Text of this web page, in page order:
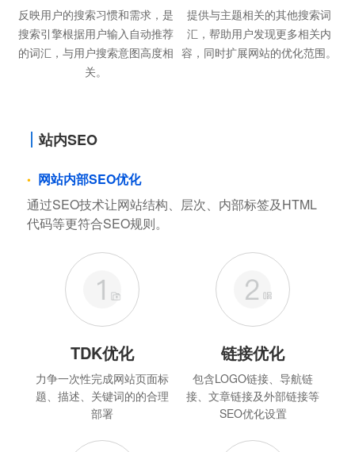
反映用户的搜索习惯和需求，是
搜索引擎根据用户输入自动推荐
的词汇，与用户搜索意图高度相
关。
提供与主题相关的其他搜索词
汇，帮助用户发现更多相关内
容，同时扩展网站的优化范围。
站内SEO
网站内部SEO优化
通过SEO技术让网站结构、层次、内部标签及HTML
代码等更符合SEO规则。
TDK优化
力争一次性完成网站页面标
题、描述、关键词的的合理
部署
链接优化
包含LOGO链接、导航链
接、文章链接及外部链接等
SEO优化设置